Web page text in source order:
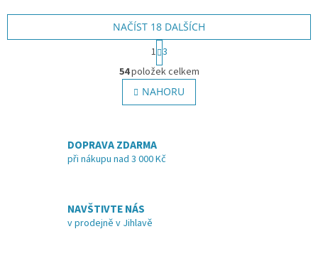
O
v
l
á
í
NAČÍST 18 DALŠÍCH
S
t
r
á
n
k
n
í
1 3
54položek celkem
NAHORU
DOPRAVA ZDARMA
při nákupu nad 3 000 Kč
NAVŠTIVTE NÁS
v prodejně v Jihlavě